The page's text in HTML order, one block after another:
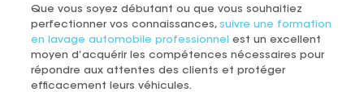
Que vous soyez débutant ou que vous souhaitiez
perfectionner vos connaissances, suivre une formation
en lavage automobile professionnel
est un excellent
moyen d’acquérir les compétences nécessaires pour
répondre aux attentes des clients et protéger
efficacement leurs véhicules.